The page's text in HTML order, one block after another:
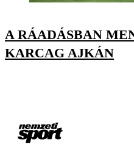
A RÁADÁSBAN
KARCAG AJKÁN